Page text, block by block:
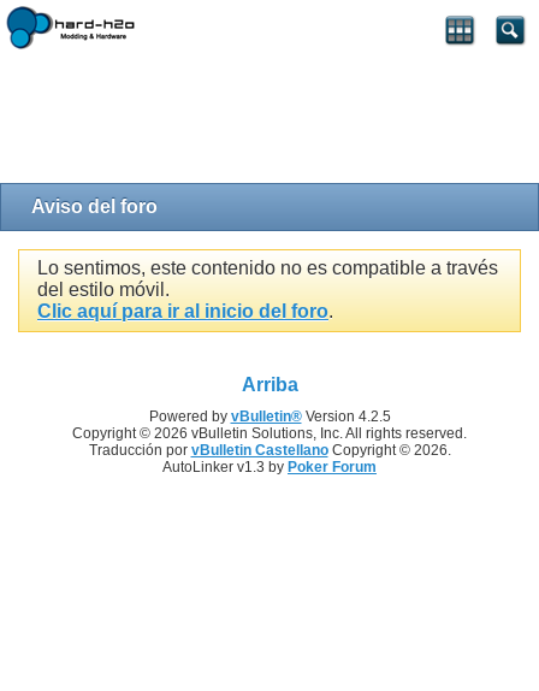
Aviso del foro
Lo sentimos, este contenido no es compatible a través
del estilo móvil.
Clic aquí para ir al inicio del foro.
Arriba
Powered by vBulletin®Version 4.2.5
Copyright © 2026 vBulletin Solutions, Inc. All rights reserved.
Traducción por vBulletin CastellanoCopyright © 2026.
AutoLinker v1.3 by Poker Forum